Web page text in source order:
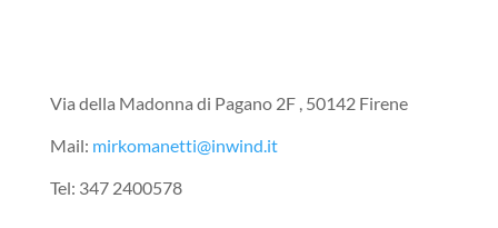
Via della Madonna di Pagano 2F , 50142 Firene
Mail: mirkomanetti@inwind.it
Tel: 347 2400578